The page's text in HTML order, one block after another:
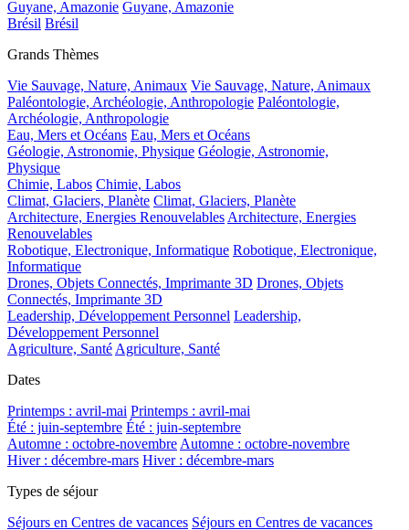
Guyane, Amazonie Guyane, Amazonie
Brésil Brésil
Grands Thèmes
Vie Sauvage, Nature, Animaux Vie Sauvage, Nature, Animaux
Paléontologie, Archéologie, Anthropologie Paléontologie,
Archéologie, Anthropologie
Eau, Mers et Océans Eau, Mers et Océans
Géologie, Astronomie, Physique Géologie, Astronomie,
Physique
Chimie, Labos Chimie, Labos
Climat, Glaciers, Planète Climat, Glaciers, Planète
Architecture, Energies Renouvelables Architecture, Energies
Renouvelables
Robotique, Electronique, Informatique Robotique, Electronique,
Informatique
Drones, Objets Connectés, Imprimante 3D Drones, Objets
Connectés, Imprimante 3D
Leadership, Développement Personnel Leadership,
Développement Personnel
Agriculture, Santé Agriculture, Santé
Dates
Printemps : avril-mai Printemps : avril-mai
Été : juin-septembre Été : juin-septembre
Automne : octobre-novembre Automne : octobre-novembre
Hiver : décembre-mars Hiver : décembre-mars
Types de séjour
Séjours en Centres de vacances Séjours en Centres de vacances